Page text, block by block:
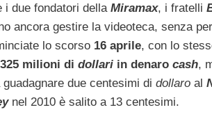
i due fondatori della Miramax, i fratelli
ancora gestire la videoteca, senza
lo scorso 16 aprile, con lo
325 milioni di dollari in denaro cash,
due centesimi di dollaro al
nel 2010 è salito a 13 centesimi.